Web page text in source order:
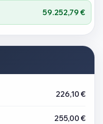
59.252,79 €
226,10 €
255,00 €